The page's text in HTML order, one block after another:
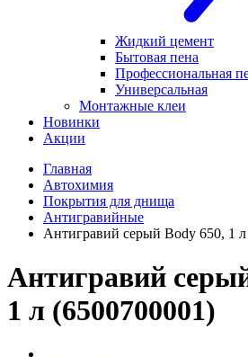
Жидкий цемент
Бытовая пена
Профессиональная
Универсальная
Монтажные клеи
Новинки
Акции
Главная
Автохимия
Покрытия для днища
Антигравийные
Антигравий серый Body 650, 1
Антигравий
1 л (6500700001)